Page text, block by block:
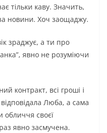
тільки каву. Значить,
новини. Хоч заощаджу.
зраджує, а ти про
явно не розуміючи
контракт, всі гроші і
Люба, а сама
обличчя своєї
явно засмучена.